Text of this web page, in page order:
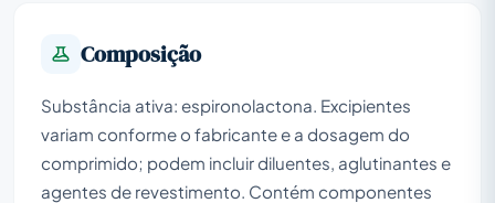
Composição
Substância ativa: espironolactona. Excipientes
variam conforme o fabricante e a dosagem do
comprimido; podem incluir diluentes, aglutinantes e
agentes de revestimento. Contém componentes